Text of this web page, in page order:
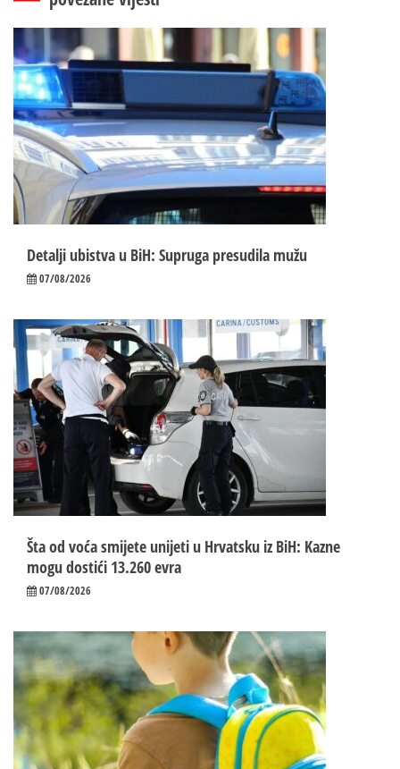
Detalji ubistva u BiH: Supruga presudila mužu
07/08/2026
Šta od voća smijete unijeti u Hrvatsku iz BiH: Kazne
mogu dostići 13.260 evra
07/08/2026